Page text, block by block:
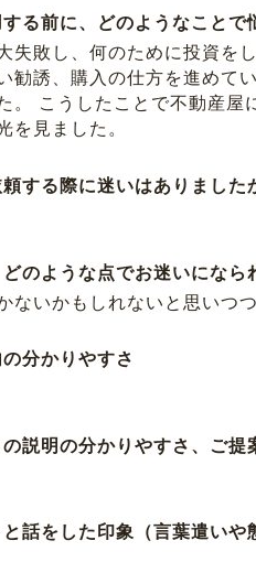
る前に、どのようなことで
失敗し、何のために投資を
勧誘、購入の仕方を進めて
。 こうしたことで不動産
を見ました。
する際に迷いはありました
のような点でお迷いになら
ないかもしれないと思いつ
分かりやすさ
説明の分かりやすさ、ご提
話をした印象（言葉遣いや